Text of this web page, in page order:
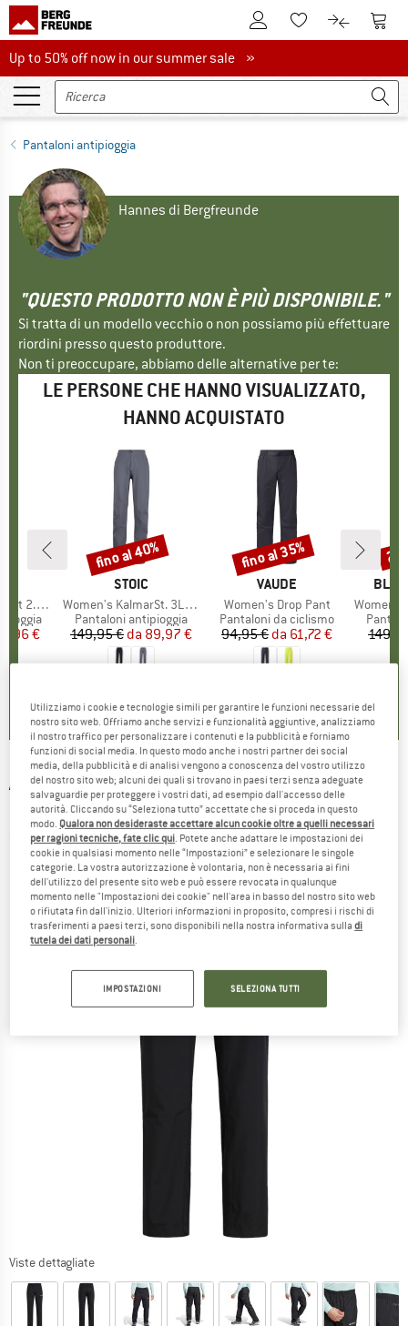
Al conto clienteAlla lista
Al Al
Up to 50% off now in our summer sale
Up to 50% off now in our summer sale »
Pantaloni antipioggia
Hannes di Bergfreunde
"QUESTO PRODOTTO NON È PIÙ DISPONIBILE."
Si tratta di un modello vecchio o non possiamo più effettuare
riordini presso questo produttore.
Non ti preoccupare, abbiamo delle alternative per te:
LE PERSONE CHE HANNO VISUALIZZATO,
HANNO ACQUISTATO
Pant
ridotto
€
MARCHIO
STOIC
Articolo
Women's KalmarSt. 3L Rain Pants II
Gruppo di prodotti
Pantaloni antipioggia
Prezzo
149,95 € Prezzo ridotto
da 89,97 €
Sconto
fino al 40%
MARCHIO
VAUDE
Articolo
Women's Drop Pant
Gruppo di prodotti
Pantaloni da ciclismo
Prezzo
94,95 € Prezzo ridotto
da 61,72 €
Sconto
fino al 35%
Articolo
Women's
ADIDAS TERREX - Terrex Multi Rain RDY 2L
Rain Pants - Pantaloni antipioggia
(0)
Viste dettagliate
Utilizziamo i cookie e tecnologie simili per garantire le funzioni necessarie del
nostro sito web. Offriamo anche servizi e funzionalità aggiuntive, analizziamo
il nostro traffico per personalizzare i contenuti e la pubblicità e forniamo
funzioni di social media. In questo modo anche i nostri partner dei social
media, della pubblicità e di analisi vengono a conoscenza del vostro utilizzo
del nostro sito web; alcuni dei quali si trovano in paesi terzi senza adeguate
salvaguardie per proteggere i vostri dati, ad esempio dall'accesso delle
autorità. Cliccando su “Seleziona tutto” accettate che si proceda in questo
modo. Qualora non desideraste accettare alcun cookie oltre a quelli necessari
per ragioni tecniche, fate clic qui . Potete anche adattare le impostazioni dei
cookie in qualsiasi momento nelle “Impostazioni” e selezionare le singole
categorie. La vostra autorizzazione è volontaria, non è necessaria ai fini
dell'utilizzo del presente sito web e può essere revocata in qualunque
momento nelle "Impostazioni dei cookie" nell'area in basso del nostro sito web
o rifiutata fin dall'inizio. Ulteriori informazioni in proposito, compresi i rischi di
trasferimenti a paesi terzi, sono disponibili nella nostra informativa sulladi
tutela dei dati personali
IMPOSTAZIONI SELEZIONA TUTTI